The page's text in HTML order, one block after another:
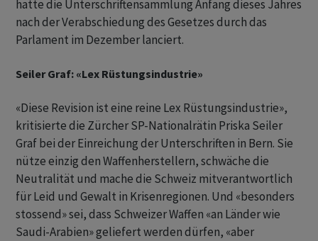
hatte die Unterschriftensammlung Anfang dieses Jahres
nach der Verabschiedung des Gesetzes durch das
Parlament im Dezember lanciert.
Seiler Graf: «Lex Rüstungsindustrie»
«Diese Revision ist eine reine Lex Rüstungsindustrie»,
kritisierte die Zürcher SP-Nationalrätin Priska Seiler
Graf bei der Einreichung der Unterschriften in Bern. Sie
nütze einzig den Waffenherstellern, schwäche die
Neutralität und mache die Schweiz mitverantwortlich
für Leid und Gewalt in Krisenregionen. Und «besonders
stossend» sei, dass Schweizer Waffen «an Länder wie
Saudi-Arabien» geliefert werden dürfen, «aber